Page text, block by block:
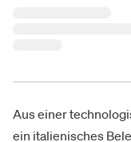
Aus einer
ein italienisches